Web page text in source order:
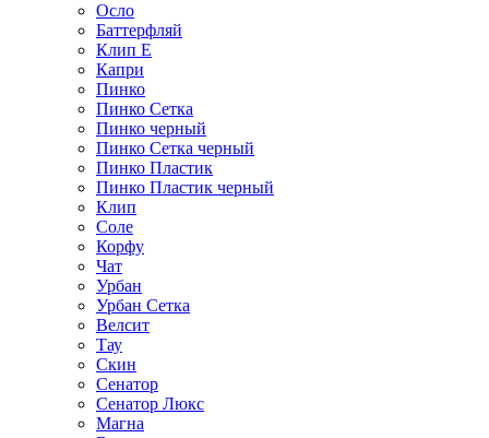
Осло
Баттерфляй
Клип Е
Капри
Пинко
Пинко Сетка
Пинко черный
Пинко Сетка черный
Пинко Пластик
Пинко Пластик черный
Клип
Соле
Корфу
Чат
Урбан
Урбан Сетка
Велсит
Тау
Скин
Сенатор
Сенатор Люкс
Магна